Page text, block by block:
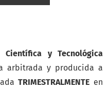
y Tecnológica
arbitrada y producida a
TRIMESTRALMENTE en